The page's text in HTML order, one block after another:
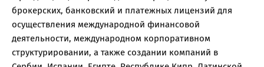
брокерских, банковский и платежных лицензий для
осуществления международной финансовой
деятельности, международном корпоративном
структурировании, а также создании компаний в